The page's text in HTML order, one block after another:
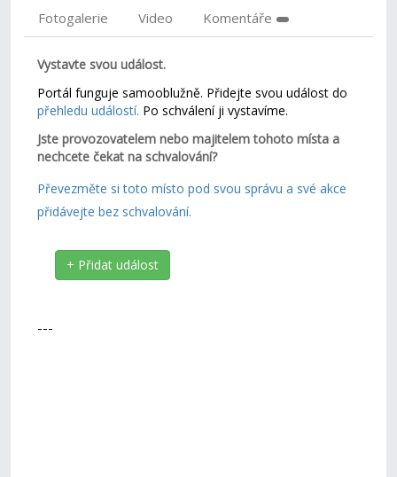
Fotogalerie Video Komentáře
Vystavte svou událost.
Portál funguje samooblužně. Přidejte svou událost do
přehledu událostí. Po schválení ji vystavíme.
Jste provozovatelem nebo majitelem tohoto místa a
nechcete čekat na schvalování?
Převezměte si toto místo pod svou správu a své akce
přidávejte bez schvalování.
+ Přidat událost
---